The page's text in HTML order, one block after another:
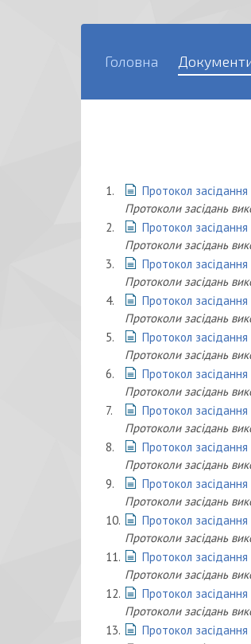
Головна
1.
Протокол засідання
Протоколи засідань
2.
Протокол засідання
Протоколи засідань
3.
Протокол засідання
Протоколи засідань
4.
Протокол засідання
Протоколи засідань
5.
Протокол засідання
Протоколи засідань
6.
Протокол засідання
Протоколи засідань
7.
Протокол засідання
Протоколи засідань
8.
Протокол засідання
Протоколи засідань
9.
Протокол засідання
Протоколи засідань
10.
Протокол засідання
Протоколи засідань
11.
Протокол засідання
Протоколи засідань
12.
Протокол засідання
Протоколи засідань
13.
Протокол засідання